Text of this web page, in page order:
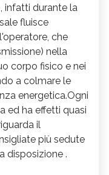
infatti durante la
fluisce
che
nella
corpo fisico e nei
a colmare le
energetica.Ogni
ed ha effetti quasi
il
più sedute
disposizione .